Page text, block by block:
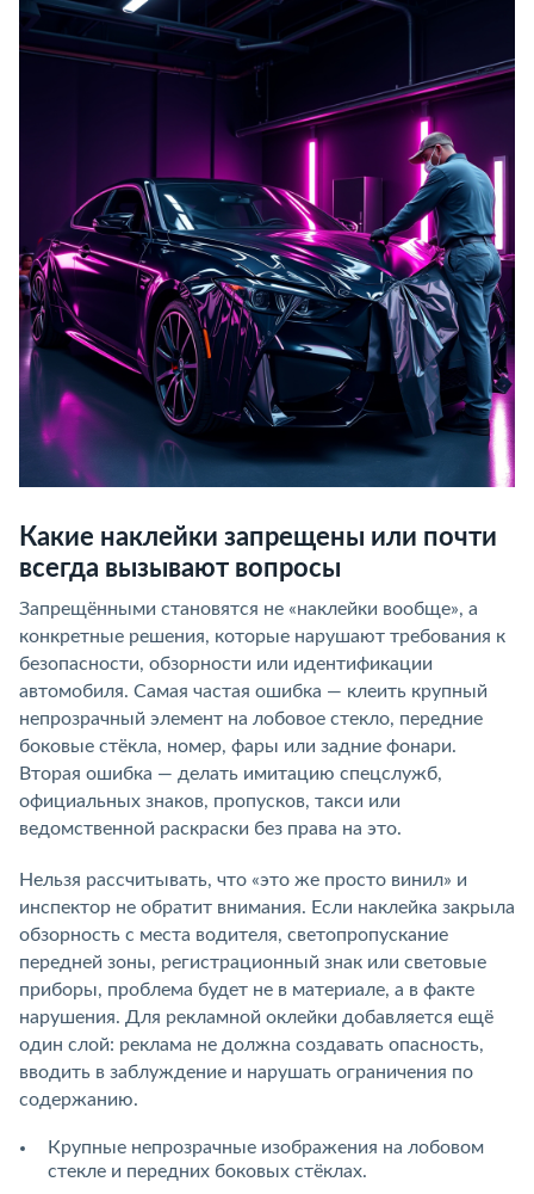
Какие наклейки запрещены или почти
всегда вызывают вопросы
Запрещёнными становятся не «наклейки вообще», а
конкретные решения, которые нарушают требования к
безопасности, обзорности или идентификации
автомобиля. Самая частая ошибка — клеить крупный
непрозрачный элемент на лобовое стекло, передние
боковые стёкла, номер, фары или задние фонари.
Вторая ошибка — делать имитацию спецслужб,
официальных знаков, пропусков, такси или
ведомственной раскраски без права на это.
Нельзя рассчитывать, что «это же просто винил» и
инспектор не обратит внимания. Если наклейка закрыла
обзорность с места водителя, светопропускание
передней зоны, регистрационный знак или световые
приборы, проблема будет не в материале, а в факте
нарушения. Для рекламной оклейки добавляется ещё
один слой: реклама не должна создавать опасность,
вводить в заблуждение и нарушать ограничения по
содержанию.
Крупные непрозрачные изображения на лобовом
стекле и передних боковых стёклах.